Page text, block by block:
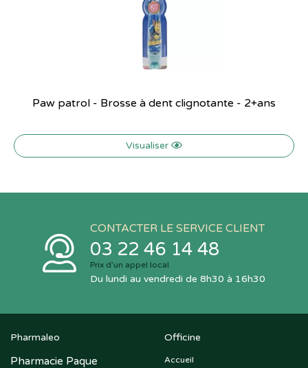
Paw patrol - Brosse à dent clignotante - 2+ans
Visualiser
CONTACTER LE SERVICE CLIENT
03 22 46 14 48
Prix d’un appel local
Du lundi au vendredi de 8h30 à 16h30
Pharmaleo
Pharmacie Paque
Officine
Accueil